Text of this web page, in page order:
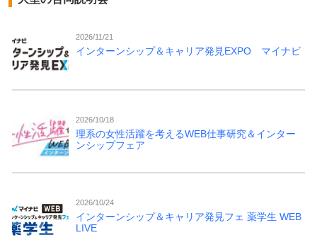
2026/11/21
インターンシップ＆キャリア発見EXPO マイナビ
2026/10/18
理系の女性活躍を考えるWEB仕事研究＆インター
ンシップフェア
2026/10/24
インターンシップ＆キャリア発見フェ 薬学生 WEB
LIVE